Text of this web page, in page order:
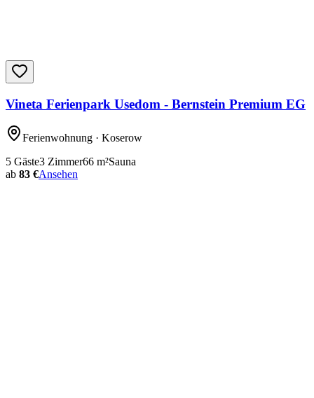
Vineta Ferienpark Usedom - Bernstein Premium EG
Ferienwohnung · Koserow
5 Gäste3 Zimmer66 m²Sauna
ab 83 €Ansehen